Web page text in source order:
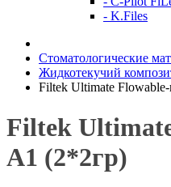
- K.Files
Стоматологические
Жидкотекучий
Filtek Ultimate
Filtek
А1 (2*2гр)